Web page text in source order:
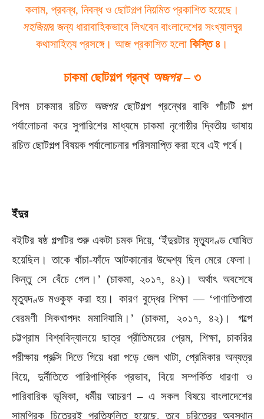
কলাম, প্রবন্ধ, নিবন্ধ ও ছোটগল্প নিয়মিত প্রকাশিত হয়েছে।
সহজিয়ার জন্য ধারাবাহিকভাবে লিখবেন বাংলাদেশের সংখ্যালঘুর
কথাসাহিত্য প্রসঙ্গে। আজ প্রকাশিত হলো কিস্তি ৪ ।
চাকমা ছোটগল্প গ্রন্থ অজগর – ৩
বিপম চাকমার রচিত অজগরছোটগল্প গ্রন্থের বাকি পাঁচটি গল্প
পর্যালোচনা করে সুপারিশের মাধ্যমে চাকমা নৃগোষ্ঠীর দ্বিতীয় ভাষায়
রচিত ছোটগল্প বিষয়ক পর্যালোচনার পরিসমাপ্তি করা হবে এই পর্বে।
ইঁদুর
বইটির ষষ্ঠ গল্পটির শুরু একটা চমক দিয়ে, ‘ইঁদুরটার মৃত্যুদণ্ড ঘোষিত
হয়েছিল। তাকে খাঁচা-ফাঁদে আটকানোর উদ্দেশ্য ছিল মেরে ফেলা।
কিন্তু সে বেঁচে গেল।’ (চাকমা, ২০১৭, ৪২)। অর্থাৎ অবশেষে
মৃত্যুদণ্ড মওকুফ করা হয়। কারণ বুদ্ধের শিক্ষা — ‘পাণাতিপাতা
বেরমণী সিকখাপদং মমাদিযামি।’ (চাকমা, ২০১৭, ৪২)। গল্পে
চট্টগ্রাম বিশ্ববিদ্যালয়ে ছাত্র প্রীতিময়ের প্রেম, শিক্ষা, চাকরির
পরীক্ষায় প্রক্সি দিতে গিয়ে ধরা পড়ে জেল খাটা, প্রেমিকার অন্যত্র
বিয়ে, দুর্নীতিতে পারিপার্শ্বিক প্রভাব, বিয়ে সম্পর্কিত ধারণা ও
পারিবারিক ভূমিকা, ধর্মীয় আচরণ – এ সকল বিষয়ে বাংলাদেশের
সামগ্রিক চিত্রেরই প্রতিফলিত হয়েছে, তবে চরিত্রের অবস্থান